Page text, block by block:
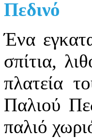
Πεδινό
Ένα
σπίτια,
πλατεία
Παλιού
παλιό